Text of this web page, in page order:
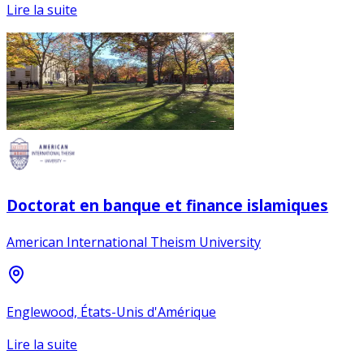
Lire la suite
Doctorat en banque et finance islamiques
American International Theism University
Englewood, États-Unis d'Amérique
Lire la suite